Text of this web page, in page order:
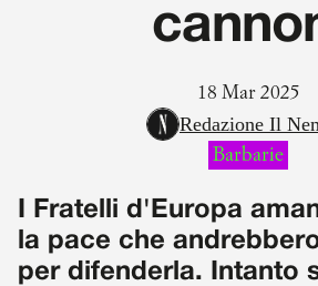
18 Mar 2025
Redazione Il
Barbarie
I Fratelli d'Europa
la pace che
per difenderla. Intanto